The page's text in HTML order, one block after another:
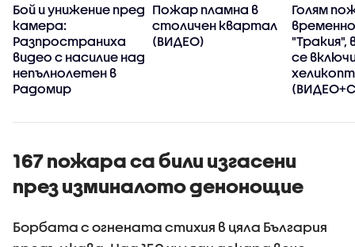
Бой и унижение пред
камера:
Разпространиха
видео с насилие над
непълнолетен в
Радомир
Пожар пламна в
столичен квартал
(ВИДЕО)
Голям
"Тракия",
се
167 пожара са били изгасени
през изминалото денонощие
Борбата с огнената стихия в цяла България